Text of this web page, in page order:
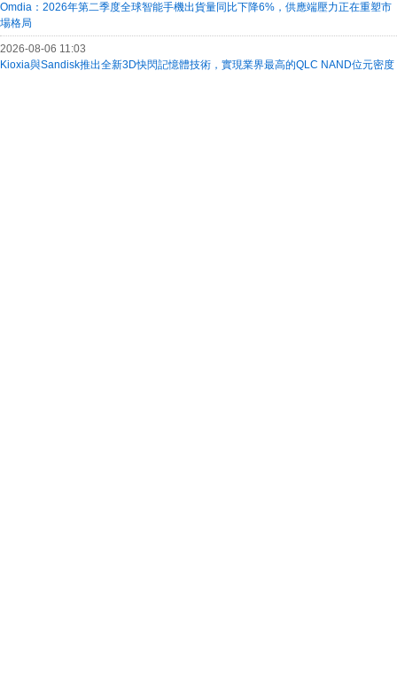
Omdia：2026年第二季度全球智能手機出貨量同比下降6%，供應端壓力正在重塑市
場格局
2026-08-06 11:03
Kioxia與Sandisk推出全新3D快閃記憶體技術，實現業界最高的QLC NAND位元密度